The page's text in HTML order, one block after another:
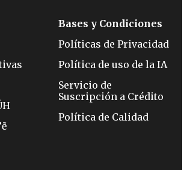
Bases y Condiciones
Políticas de Privacidad
Política de uso de la IA
Servicio de
Suscripción a Crédito
Política de Calidad